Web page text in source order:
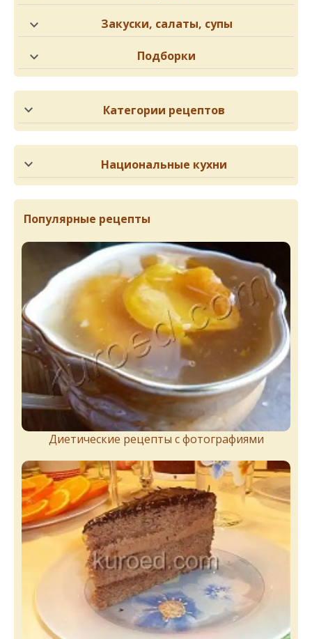
Закуски, салаты, супы
Подборки
Категории рецептов
Национальные кухни
Популярные рецепты
Диетические рецепты с фотографиями